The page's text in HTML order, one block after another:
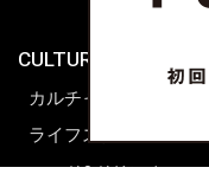
CULTURE & LIFE
カルチャー
ライフスタイル
フード&ドリンク